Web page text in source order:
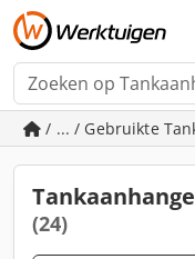
/ ... / Gebruikte
(24)